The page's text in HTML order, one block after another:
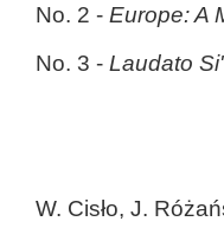
No. 2 - Europe: A
No. 3 - Laudato
W. Cisło, J.